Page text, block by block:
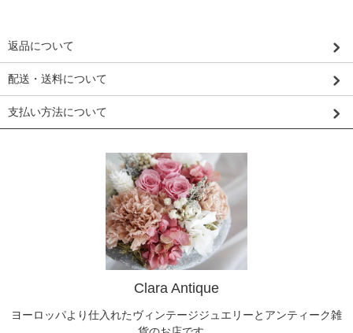
返品について
配送・送料について
支払い方法について
Clara Antique
ヨーロッパより仕入れたヴィンテージジュエリーとアンティーク雑